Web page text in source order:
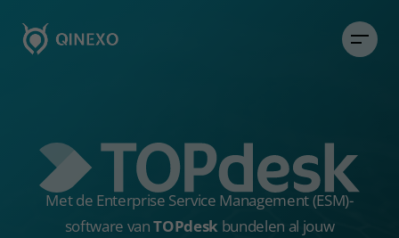
Met de Enterprise Service Management (ESM)-
software vanTOPdesk bundelen al jouw